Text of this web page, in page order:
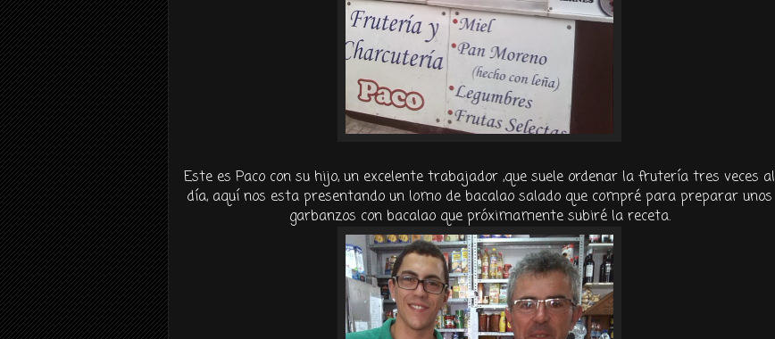
Este es Paco con su hijo, un excelente trabajador ,que suele ordenar la frutería tres veces al
día, aquí nos esta presentando un lomo de bacalao salado que compré para preparar unos
garbanzos con bacalao que próximamente subiré la receta.